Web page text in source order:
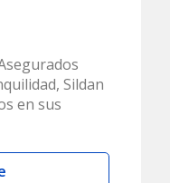
Sildan
en sus